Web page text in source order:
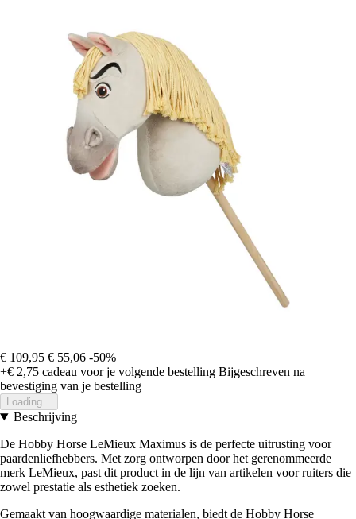
€ 109,95 € 55,06 -50%
+€ 2,75 cadeau voor je volgende bestelling Bijgeschreven na
bevestiging van je bestelling
Loading...
Beschrijving
De Hobby Horse LeMieux Maximus is de perfecte uitrusting voor
paardenliefhebbers. Met zorg ontworpen door het gerenommeerde
merk LeMieux, past dit product in de lijn van artikelen voor ruiters die
zowel prestatie als esthetiek zoeken.
Gemaakt van hoogwaardige materialen, biedt de Hobby Horse